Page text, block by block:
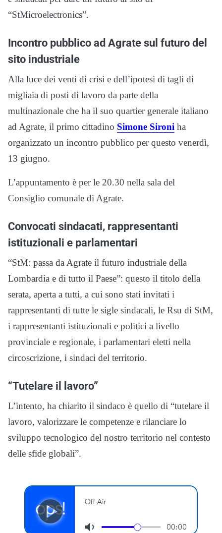
“StMicroelectronics”.
Incontro pubblico ad Agrate sul futuro del
sito industriale
Alla luce dei venti di crisi e dell’ipotesi di tagli di
migliaia di posti di lavoro da parte della
multinazionale che ha il suo quartier generale italiano
ad Agrate, il primo cittadino Simone Sironi ha
organizzato un incontro pubblico per questo venerdì,
13 giugno.
L’appuntamento è per le 20.30 nella sala del
Consiglio comunale di Agrate.
Convocati sindacati, rappresentanti
istituzionali e parlamentari
“StM: passa da Agrate il futuro industriale della
Lombardia e di tutto il Paese”: questo il titolo della
serata, aperta a tutti, a cui sono stati invitati i
rappresentanti di tutte le sigle sindacali, le Rsu di StM,
i rappresentanti istituzionali e politici a livello
provinciale e regionale, i parlamentari eletti nella
circoscrizione, i sindaci del territorio.
“Tutelare il lavoro”
L’intento, ha chiarito il sindaco è quello di “tutelare il
lavoro, valorizzare le competenze e rilanciare lo
sviluppo tecnologico del nostro territorio nel contesto
delle sfide globali”.